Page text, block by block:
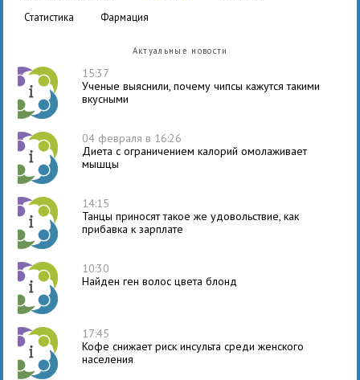
статистика
фармация
Актуальные новости
15:37
Ученые выяснили, почему чипсы кажутся такими
вкусными
04 февраля в 16:26
Диета с ограничением калорий омолаживает
мышцы
14:15
Танцы приносят такое же удовольствие, как
прибавка к зарплате
10:30
Найден ген волос цвета блонд
17:45
Кофе снижает риск инсульта среди женского
населения